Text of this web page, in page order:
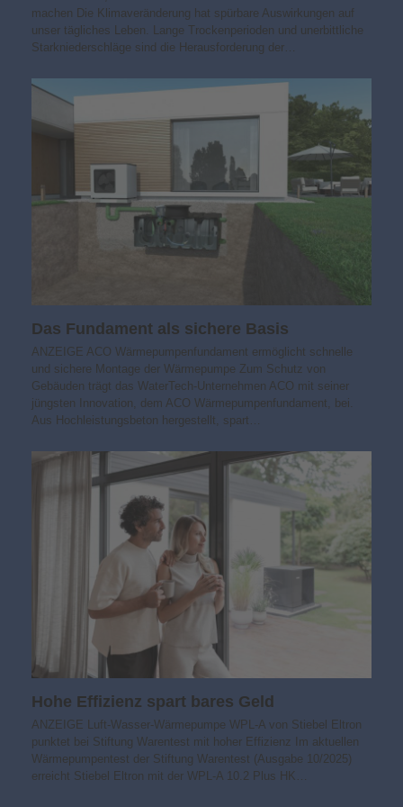
machen Die Klimaveränderung hat spürbare Auswirkungen auf
unser tägliches Leben. Lange Trockenperioden und unerbittliche
Starkniederschläge sind die Herausforderung der…
Das Fundament als sichere Basis
ANZEIGE ACO Wärmepumpenfundament ermöglicht schnelle
und sichere Montage der Wärmepumpe Zum Schutz von
Gebäuden trägt das WaterTech-Unternehmen ACO mit seiner
jüngsten Innovation, dem ACO Wärmepumpenfundament, bei.
Aus Hochleistungsbeton hergestellt, spart…
Hohe Effizienz spart bares Geld
ANZEIGE Luft-Wasser-Wärmepumpe WPL-A von Stiebel Eltron
punktet bei Stiftung Warentest mit hoher Effizienz Im aktuellen
Wärmepumpentest der Stiftung Warentest (Ausgabe 10/2025)
erreicht Stiebel Eltron mit der WPL-A 10.2 Plus HK…